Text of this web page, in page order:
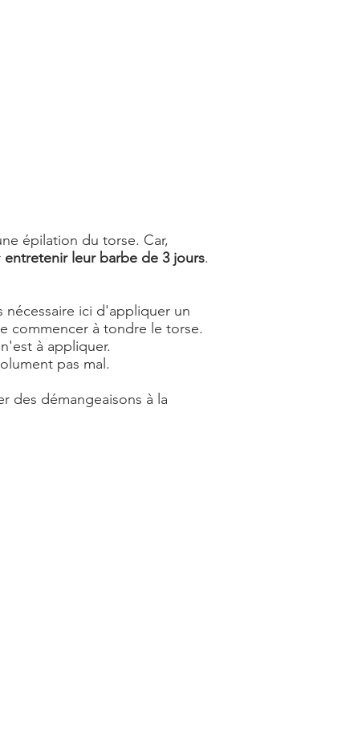
épilation du torse. Car,
entretenir leur barbe de 3 jours.
ici d'appliquer un
commencer à tondre le torse.
à appliquer.
pas mal.
des démangeaisons à la